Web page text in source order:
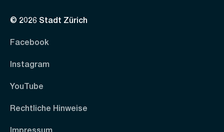
© 2026 Stadt Zürich
Facebook
Instagram
YouTube
Rechtliche Hinweise